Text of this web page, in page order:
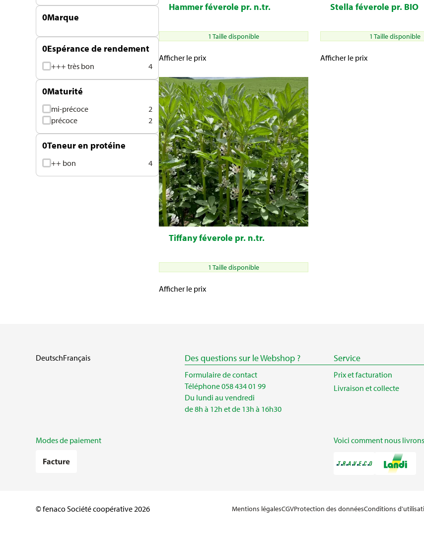
0Marque
0Espérance de rendement
+++ très bon 4
0Maturité
mi-précoce
2
précoce
2
0Teneur en protéine
++ bon 4
Hammer féverole pr. n.tr.
1 Taille disponible
Afficher le prix
Stella féverole pr. BIO
1 Taille disponible
Afficher le prix
Tiffany féverole pr. n.tr.
1 Taille disponible
Afficher le prix
DeutschFrançais Des questions sur le Webshop ?
Formulaire de contact
Téléphone 058 434 01 99
Du lundi au vendredi
de 8h à 12h et de 13h à 16h30
Service
Prix et facturation
Livraison et collecte
Modes de paiement Voici comment nous livrons
© fenaco Société coopérative 2026 Mentions légalesCGVProtection des donnéesConditions